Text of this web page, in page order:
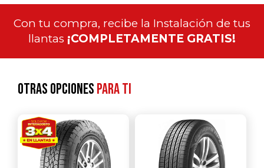
Con tu compra, recibe la Instalación de tus
llantas ¡COMPLETAMENTE GRATIS!
Otras opcionespara ti